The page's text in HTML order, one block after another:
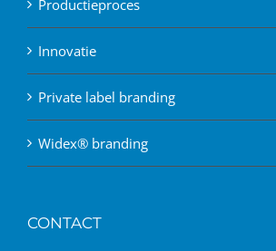
Productieproces
Innovatie
Private label branding
Widex® branding
CONTACT